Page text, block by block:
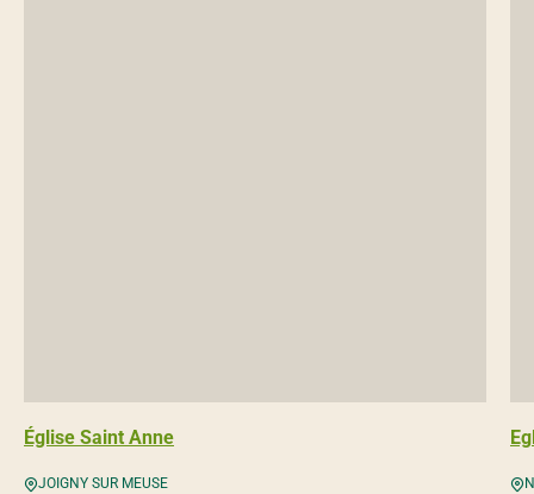
Église Saint Anne
JOIGNY SUR MEUSE